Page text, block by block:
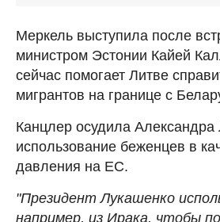
Меркель выступила после
министром Эстонии Кайей
сейчас помогает Литве
мигрантов на границе с
Канцлер осудила Александра
использование беженцев в
давления на ЕС.
"Президент Лукашенко
например, из Ирака, чтобы